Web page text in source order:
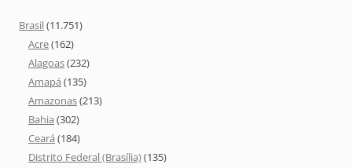
Brasil(11.751)
Acre(162)
Alagoas(232)
Amapá (135)
Amazonas(213)
Bahia (302)
Ceará (184)
Distrito Federal (Brasília)(135)